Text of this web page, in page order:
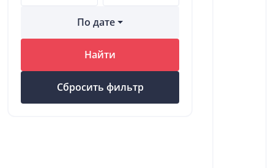
По дате
Найти
Сбросить фильтр